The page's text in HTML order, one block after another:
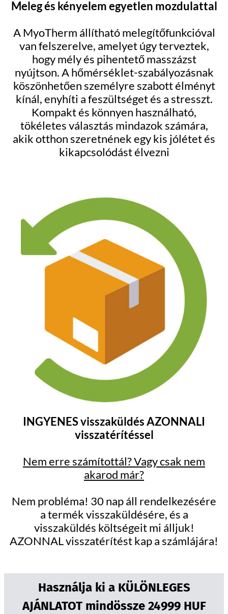
Meleg és kényelem egyetlen mozdulattal
A MyoTherm állítható melegítőfunkcióval
van felszerelve, amelyet úgy terveztek,
hogy mély és pihentető masszázst
nyújtson. A hőmérséklet-szabályozásnak
köszönhetően személyre szabott élményt
kínál, enyhíti a feszültséget és a stresszt.
Kompakt és könnyen használható,
tökéletes választás mindazok számára,
akik otthon szeretnének egy kis jólétet és
kikapcsolódást élvezni
INGYENES visszaküldés AZONNALI
visszatérítéssel
Nem erre számítottál? Vagy csak nem
akarod már?
Nem probléma! 30 nap áll rendelkezésére
a termék visszaküldésére, és a
visszaküldés költségeit mi álljuk!
AZONNAL visszatérítést kap a számlájára!
Használja ki a KÜLÖNLEGES
AJÁNLATOT mindössze 24999 HUF